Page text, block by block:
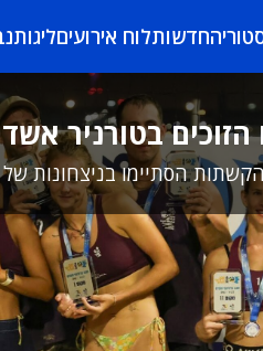
חדשותלוח אירועיםליגות
בטורניר
הסתיימו בניצחונות של